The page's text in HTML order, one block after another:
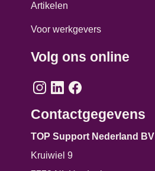
Artikelen
Voor werkgevers
Volg ons online
Contactgegevens
TOP Support Nederland BV
Kruiwiel 9